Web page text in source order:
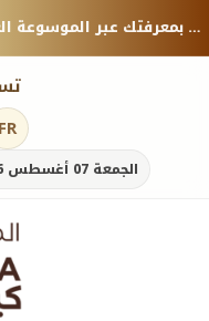
منصة معرفية موثوقة — شارك بمعرفتك عبر الموسوعة العالمية كيوبيديا.
الجمعة 07 أغسطس 2026
FR